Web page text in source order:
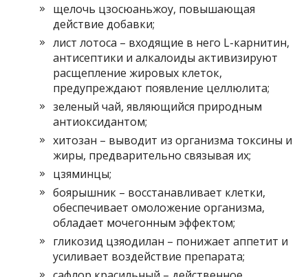
щелочь цзосюаньжоу, повышающая
действие добавки;
лист лотоса – входящие в него L-карнитин,
антисептики и алкалоиды активизируют
расщепление жировых клеток,
предупреждают появление целлюлита;
зеленый чай, являющийся природным
антиоксидантом;
хитозан – выводит из организма токсины и
жиры, предварительно связывая их;
цзяминцы;
боярышник – восстанавливает клетки,
обеспечивает омоложение организма,
обладает мочегонным эффектом;
гликозид цзяодилан – понижает аппетит и
усиливает воздействие препарата;